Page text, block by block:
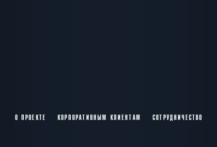
О ПРОЕКТЕ КОРПОРАТИВНЫМ КЛИЕНТАМ СОТРУДНИЧЕСТВО